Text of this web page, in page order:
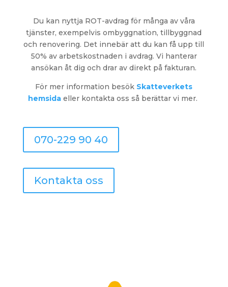
Du kan nyttja ROT-avdrag för många av våra
tjänster, exempelvis ombyggnation, tillbyggnad
och renovering. Det innebär att du kan få upp till
50% av arbetskostnaden i avdrag. Vi hanterar
ansökan åt dig och drar av direkt på fakturan.
För mer information besök Skatteverkets
hemsida eller kontakta oss så berättar vi mer.
070-229 90 40
Kontakta oss